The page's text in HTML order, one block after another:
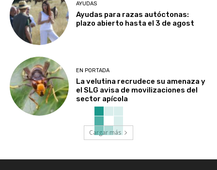
AYUDAS
Ayudas para razas autóctonas:
plazo abierto hasta el 3 de agost
EN PORTADA
La velutina recrudece su amenaza y
el SLG avisa de movilizaciones del
sector apícola
Cargar más